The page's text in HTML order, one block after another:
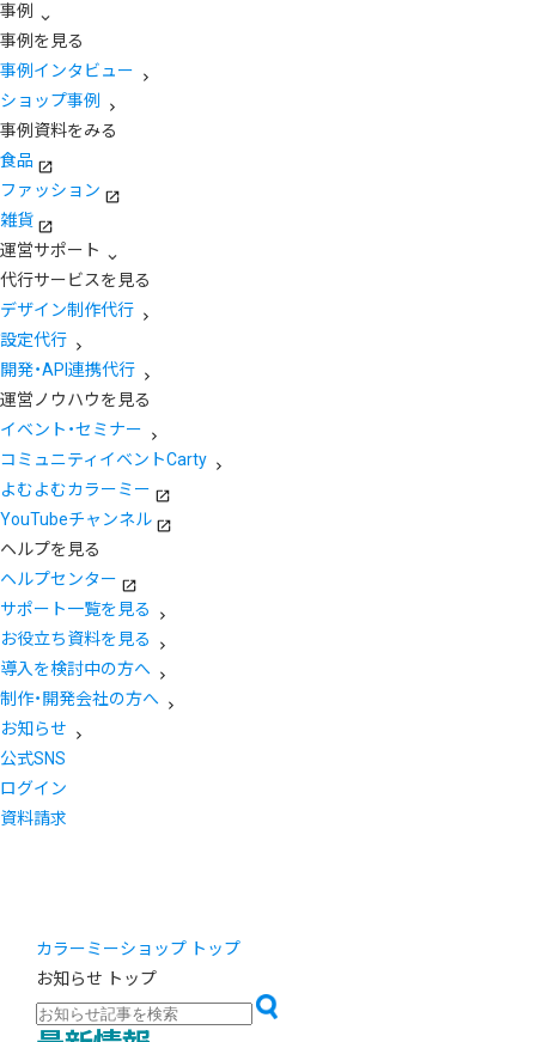
事例
事例を見る
事例インタビュー
ショップ事例
事例資料をみる
食品
ファッション
雑貨
運営サポート
代行サービスを見る
デザイン制作代行
設定代行
開発・API連携代行
運営ノウハウを見る
イベント・セミナー
コミュニティイベントCarty
よむよむカラーミー
YouTubeチャンネル
ヘルプを見る
ヘルプセンター
サポート一覧を見る
お役立ち資料を見る
導入を検討中の方へ
制作・開発会社の方へ
お知らせ
公式SNS
ログイン
資料請求
カラーミーショップ トップ
お知らせ トップ